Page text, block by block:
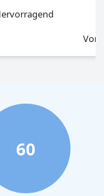
Von
60